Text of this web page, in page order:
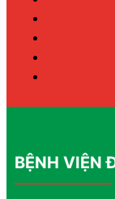
BỆNH VIỆN